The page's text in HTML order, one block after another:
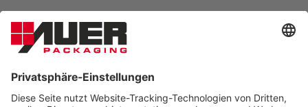
Sponsoring Anfragen
sponsoring@auer-packaging.com